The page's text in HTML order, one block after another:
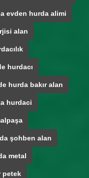
evden hurda alimi
alan
hurdacı
hurda bakır alan
hurdaci
şohben alan
metal
petek